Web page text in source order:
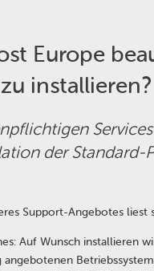
Europe
installieren?
der Standard-
Support-Angebotes liest
Auf Wunsch installieren
angebotenen